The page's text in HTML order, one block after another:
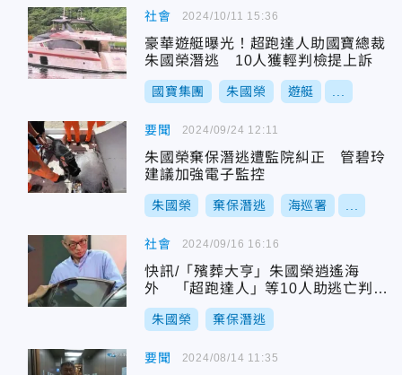
社會
豪華遊艇曝光！超跑達人助國寶總裁
朱國榮潛逃 10人獲輕判檢提上訴
國寶集團 朱國榮 遊艇
2024/10/11 15:36
要聞
朱國榮棄保潛逃遭監院糾正 管碧玲
建議加強電子監控
朱國榮 棄保潛逃 海巡署
2024/09/24 12:11
社會
快訊/「殯葬大亨」朱國榮逍遙海
外 「超跑達人」等10人助逃亡判決
曝
朱國榮 棄保潛逃
2024/09/16 16:16
要聞 2024/08/14 11:35